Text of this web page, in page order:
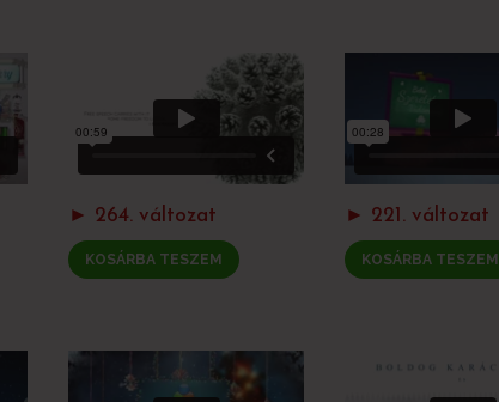
► 264. változat
KOSÁRBA TESZEM
► 221. változat
KOSÁRBA TESZEM